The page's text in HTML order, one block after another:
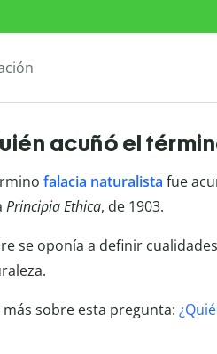
acuñó el
falacia naturalista fue
Principia Ethica, de 1903.
se oponía a definir
más sobre esta pregunta: